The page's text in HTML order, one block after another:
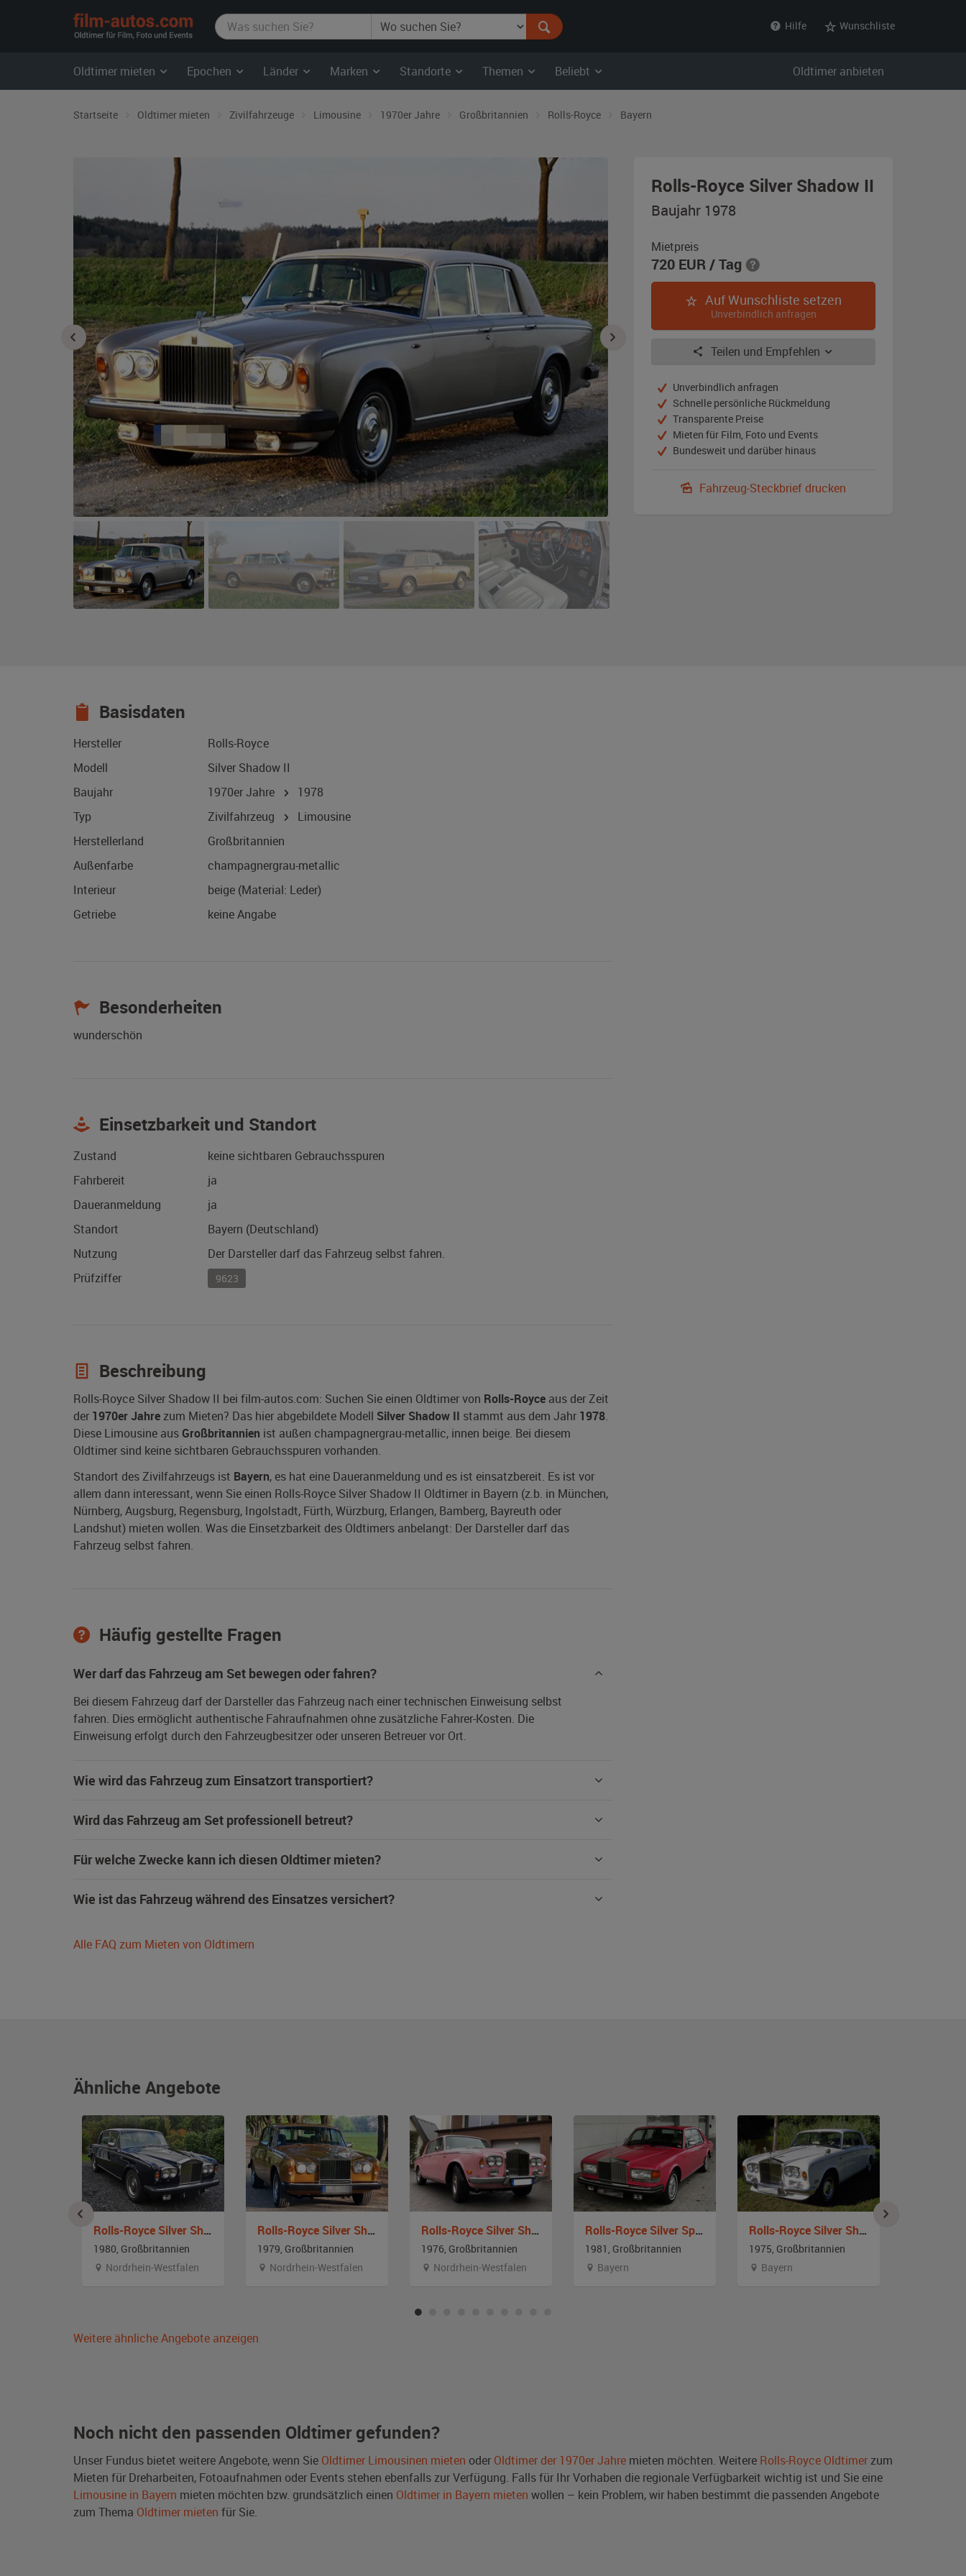
film-
autos.com
Hilfe Wunschliste
Oldtimer mieten Epochen Länder Marken Standorte Themen Beliebt Oldtimer anbieten
Startseite Oldtimer mieten Zivilfahrzeuge Limousine 1970er Jahre Großbritannien Rolls-Royce Bayern
Rolls-Royce Silver Shadow II
Baujahr 1978
Mietpreis
720 EUR/ Tag
Auf Wunschliste setzen
Unverbindlich anfragen
Teilen und Empfehlen
Unverbindlich anfragen
Schnelle persönliche Rückmeldung
Transparente Preise
Mieten für Film, Foto und Events
Bundesweit und darüber hinaus
Fahrzeug-Steckbrief drucken
Basisdaten
Hersteller
Rolls-Royce
Modell
Silver Shadow II
Baujahr
1970er Jahre
1978
Typ
Zivilfahrzeug
Limousine
Herstellerland
Großbritannien
Außenfarbe
champagnergrau-metallic
Interieur
beige (Material: Leder)
Getriebe
keine Angabe
Besonderheiten
wunderschön
Einsetzbarkeit und Standort
Zustand
keine sichtbaren Gebrauchsspuren
Fahrbereit
ja
Daueranmeldung
ja
Standort
Bayern (Deutschland)
Nutzung
Der Darsteller darf das Fahrzeug selbst fahren.
Prüfziffer
9623
Beschreibung
Rolls-Royce Silver Shadow II bei film-autos.com: Suchen Sie einen Oldtimer von Rolls-Royce aus der Zeit
der 1970er Jahrezum Mieten? Das hier abgebildete Modell Silver Shadow II stammt aus dem Jahr 1978.
Diese Limousine aus Großbritannien ist außen champagnergrau-metallic, innen beige. Bei diesem
Oldtimer sind keine sichtbaren Gebrauchsspuren vorhanden.
Standort des Zivilfahrzeugs ist Bayern, es hat eine Daueranmeldung und es ist einsatzbereit. Es ist vor
allem dann interessant, wenn Sie einen Rolls-Royce Silver Shadow II Oldtimer in Bayern (z.b. in München,
Nürnberg, Augsburg, Regensburg, Ingolstadt, Fürth, Würzburg, Erlangen, Bamberg, Bayreuth oder
Landshut) mieten wollen. Was die Einsetzbarkeit des Oldtimers anbelangt: Der Darsteller darf das
Fahrzeug selbst fahren.
Häufig gestellte Fragen
Wer darf das Fahrzeug am Set bewegen oder fahren?
Bei diesem Fahrzeug darf der Darsteller das Fahrzeug nach einer technischen Einweisung selbst
fahren. Dies ermöglicht authentische Fahraufnahmen ohne zusätzliche Fahrer-Kosten. Die
Einweisung erfolgt durch den Fahrzeugbesitzer oder unseren Betreuer vor Ort.
Wie wird das Fahrzeug zum Einsatzort transportiert?
Wird das Fahrzeug am Set professionell betreut?
Für welche Zwecke kann ich diesen Oldtimer mieten?
Wie ist das Fahrzeug während des Einsatzes versichert?
Alle FAQ zum Mieten von Oldtimern
Ähnliche Angebote
Rolls-Royce Silver Shadow II
1980, Großbritannien
Nordrhein-Westfalen
Rolls-Royce Silver Shadow
1979, Großbritannien
Nordrhein-Westfalen
Rolls-Royce Silver Shadow
1976, Großbritannien
Nordrhein-Westfalen
Rolls-Royce Silver Spirit
1981, Großbritannien
Bayern
Rolls-Royce Silver Shadow 1
1975, Großbritannien
Bayern
Weitere ähnliche Angebote anzeigen
Noch nicht den passenden Oldtimer gefunden?
Unser Fundus bietet weitere Angebote, wenn Sie Oldtimer Limousinen mieten oder Oldtimer der 1970er Jahre mieten möchten. Weitere Rolls-Royce Oldtimer zum
Mieten für Dreharbeiten, Fotoaufnahmen oder Events stehen ebenfalls zur Verfügung. Falls für Ihr Vorhaben die regionale Verfügbarkeit wichtig ist und Sie eine
Limousine in Bayern mieten möchten bzw. grundsätzlich einen Oldtimer in Bayern mieten wollen – kein Problem, wir haben bestimmt die passenden Angebote
zum Thema Oldtimer mieten für Sie.